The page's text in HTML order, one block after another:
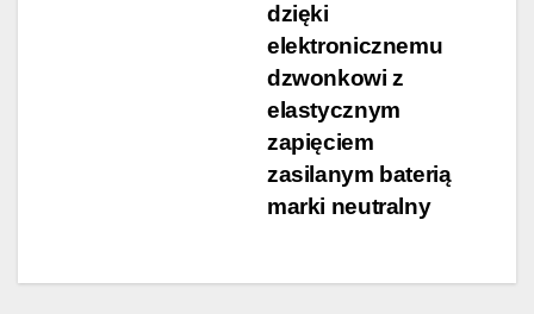
dzięki
elektronicznemu
dzwonkowi z
elastycznym
zapięciem
zasilanym baterią
marki neutralny